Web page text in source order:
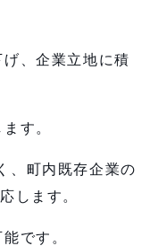
、企業立地に積
す。
、町内既存企業の
します。
です。